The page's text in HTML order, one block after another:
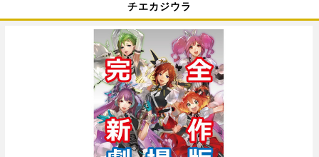
ニュース一覧
ゲーム・アプリ
グッズ イベント
コスプレ
特集一覧
インタビュー レポート
ラキりす
連載マンガ一覧 連載一覧
番組・動画一覧
連載・ブログ一覧
チエカジウラ